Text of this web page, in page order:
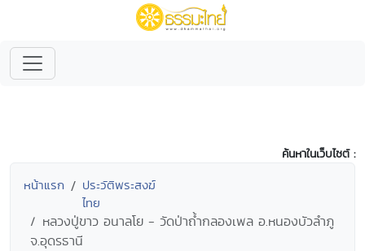
ค้นหาในเว็บไซต์ :
หน้าแรก
ประวัติพระสงฆ์
ไทย
หลวงปู่ขาว อนาลโย - วัดป่าถ้ำกลองเพล อ.หนองบัวลำภู
จ.อุดรธานี